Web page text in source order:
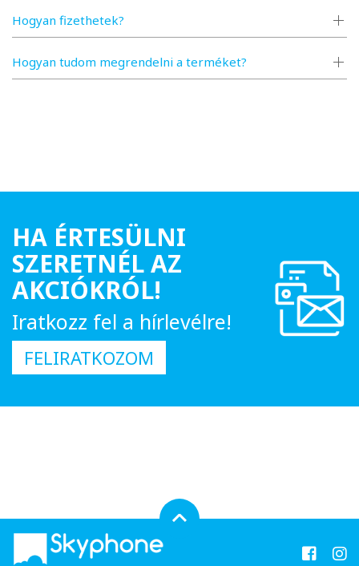
Hogyan fizethetek?
Hogyan tudom megrendelni a terméket?
HA ÉRTESÜLNI
SZERETNÉL AZ
AKCIÓKRÓL!
Iratkozz fel a hírlevélre!
FELIRATKOZOM